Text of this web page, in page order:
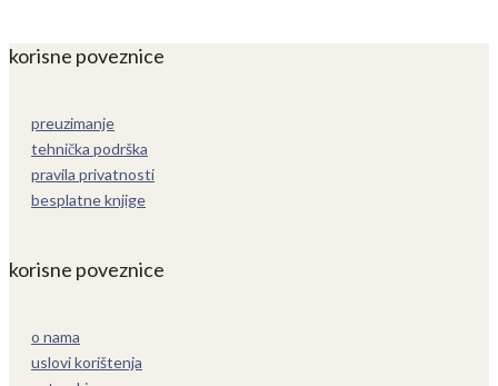
korisne poveznice
preuzimanje
tehnička podrška
pravila privatnosti
besplatne knjige
korisne poveznice
o nama
uslovi korištenja